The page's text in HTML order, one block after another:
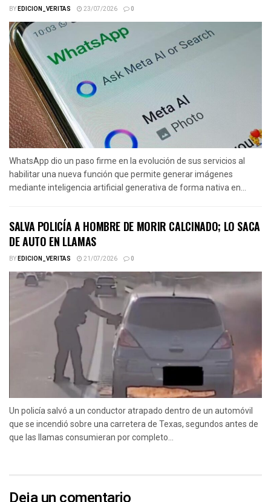
BYEDICION_VERITAS 23/07/2026 0
WhatsApp dio un paso firme en la evolución de sus servicios al
habilitar una nueva función que permite generar imágenes
mediante inteligencia artificial generativa de forma nativa en...
SALVA POLICÍA A HOMBRE DE MORIR CALCINADO; LO SACA
DE AUTO EN LLAMAS
BYEDICION_VERITAS 21/07/2026 0
Un policía salvó a un conductor atrapado dentro de un automóvil
que se incendió sobre una carretera de Texas, segundos antes de
que las llamas consumieran por completo...